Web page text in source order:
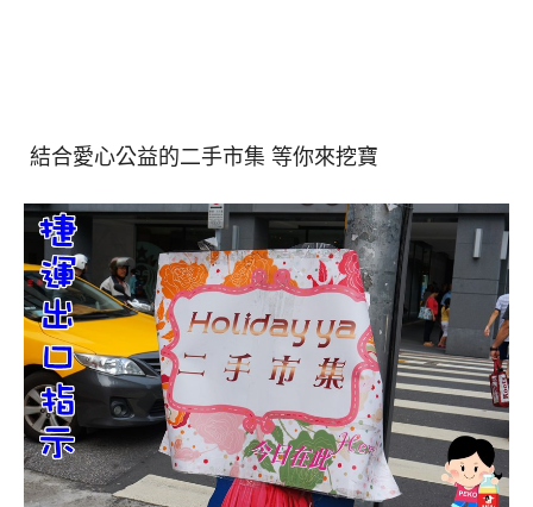
結合愛心公益的二手市集 等你來挖寶